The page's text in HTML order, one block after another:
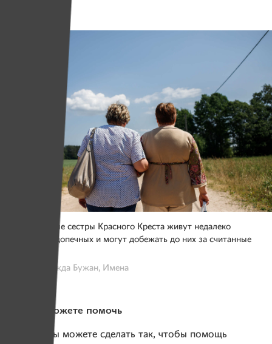
Патронажные сестры Красного Креста живут недалеко
от своих подопечных и могут добежать до них за считанные
Фото: Надежда Бужан, Имена
Как вы можете помочь
Друзья, вы можете сделать так, чтобы помощь